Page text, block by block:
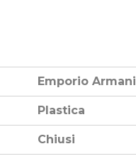
Emporio Armani
Plastica
Chiusi